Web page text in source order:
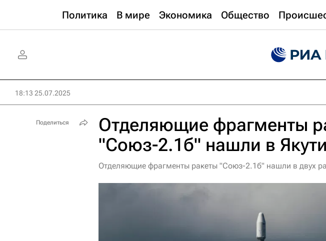
Политика В мире Экономика Общество
18:13 25.07.2025
Отделяющие фрагменты
"Союз-2.1б" нашли в
Отделяющие фрагменты ракеты "Союз-2.1б" нашли в двух
Поделиться